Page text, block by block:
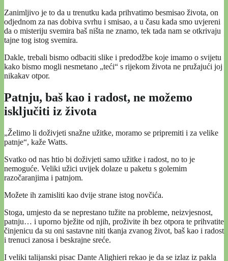
Zanimljivo je to da u trenutku kada prihvatimo besmisao života, on
odjednom za nas dobiva svrhu i smisao, a u času kada smo uvjereni
da o misteriju svemira baš ništa ne znamo, tek tada nam se otkrivaju
tajne tog istog svemira.
Dakle, trebali bismo odbaciti slike i predodžbe koje imamo o svijetu
kako bismo mogli nesmetano „teći“ s rijekom života ne pružajući joj
nikakav otpor.
Patnju, baš kao i radost, ne možemo
isključiti iz života
„Želimo li doživjeti snažne užitke, moramo se pripremiti i za velike
patnje“, kaže Watts.
Svatko od nas htio bi doživjeti samo užitke i radost, no to je
nemoguće. Veliki užici uvijek dolaze u paketu s golemim
razočaranjima i patnjom.
Možete ih zamisliti kao dvije strane istog novčića.
Stoga, umjesto da se neprestano tužite na probleme, neizvjesnost,
patnju… i uporno bježite od njih, proživite ih bez otpora te prihvatite
činjenicu da su oni sastavne niti tkanja zvanog život, baš kao i radost
i trenuci zanosa i beskrajne sreće.
I veliki talijanski pisac Dante Alighieri rekao je da se izlaz iz pakla